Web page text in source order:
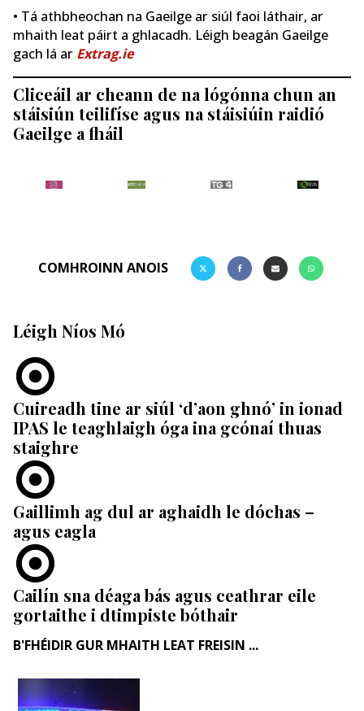
• Tá athbheochan na Gaeilge ar siúl faoi láthair, ar
mhaith leat páirt a ghlacadh. Léigh beagán Gaeilge
gach lá ar Extrag.ie
Cliceáil ar cheann de na lógónna chun an
stáisiún teilifíse agus na stáisiúin raidió
Gaeilge a fháil
COMHROINN ANOIS
Léigh Níos Mó
Cuireadh tine ar siúl ‘d’aon ghnó’ in ionad
IPAS le teaghlaigh óga ina gcónaí thuas
staighre
Gaillimh ag dul ar aghaidh le dóchas –
agus eagla
Cailín sna déaga bás agus ceathrar eile
gortaithe i dtimpiste bóthair
B'FHÉIDIR GUR MHAITH LEAT FREISIN ...